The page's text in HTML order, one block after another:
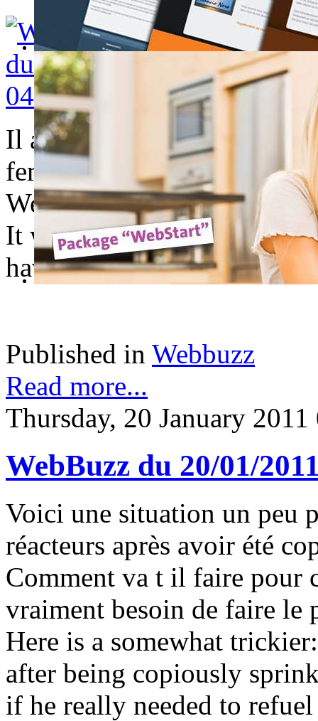
Il aurait été facile de faire
femmes entretiennent
WebBuzz parle de lui-
It would have been easy
have with cars, but it
Published in Webbuzz
Read more...
Thursday, 20 January 2011
WebBuzz du 20/01/
Voici une situation un peu
réacteurs après avoir été
Comment va t il faire pour
vraiment besoin de faire le
Here is a somewhat
after being copiously
if he really needed to